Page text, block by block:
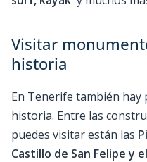
Visitar
historia
En Tenerife también hay
historia. Entre las
puedes visitar están las
Castillo de San Felipe y